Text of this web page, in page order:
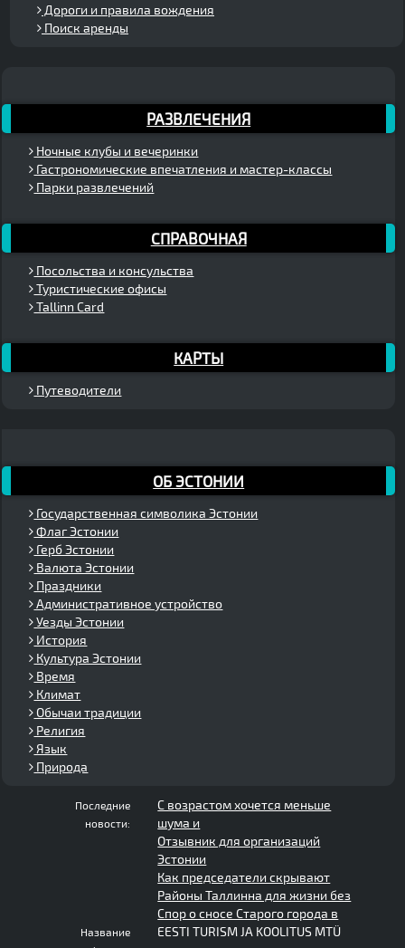
Дороги и правила вождения
Поиск аренды
РАЗВЛЕЧЕНИЯ
Ночные клубы и вечеринки
Гастрономические впечатления и мастер-классы
Парки развлечений
СПРАВОЧНАЯ
Посольства и консульства
Туристические офисы
Tallinn Card
КАРТЫ
Путеводители
ОБ ЭСТОНИИ
Государственная символика Эстонии
Флаг Эстонии
Герб Эстонии
Валюта Эстонии
Праздники
Административное устройство
Уезды Эстонии
История
Культура Эстонии
Время
Климат
Обычаи традиции
Религия
Язык
Природа
Последние
новости:
С возрастом хочется меньше
шума и
Отзывник для организаций
Эстонии
Как председатели скрывают
Районы Таллинна для жизни без
Спор о сносе Старого города в
Название
EESTI TURISM JA KOOLITUS MTÜ